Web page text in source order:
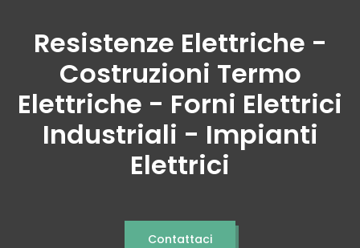
Resistenze Elettriche -
Costruzioni Termo
Elettriche - Forni Elettrici
Industriali - Impianti
Elettrici
Contattaci